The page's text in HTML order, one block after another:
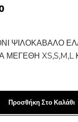
Η
€30.00.
ΨΙΛΟΚΑΒΑΛΟ
XS,S,M,L
Προσθήκη Στο Καλάθι